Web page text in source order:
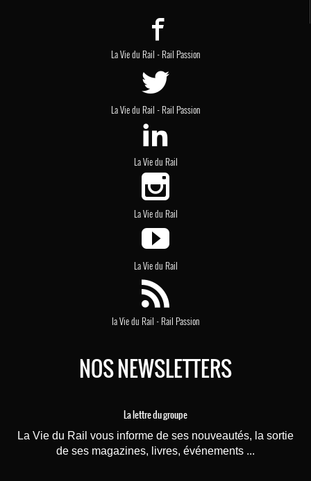
La Vie du Rail - Rail Passion
La Vie du Rail - Rail Passion
La Vie du Rail
La Vie du Rail
La Vie du Rail
la Vie du Rail - Rail Passion
NOS NEWSLETTERS
La lettre du groupe
La Vie du Rail vous informe de ses nouveautés, la sortie
de ses magazines, livres, événements ...